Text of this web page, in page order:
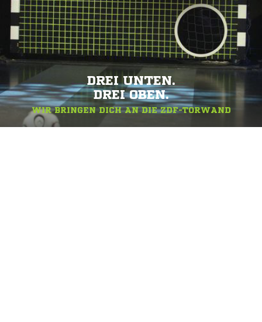
DREI UNTEN.
DREI OBEN.
WIR BRINGEN DICH AN DIE ZDF-TORWAND